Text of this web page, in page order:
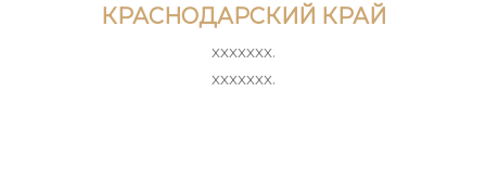
КРАСНОДАРСКИЙ КРАЙ
ххххххх.
ххххххх.